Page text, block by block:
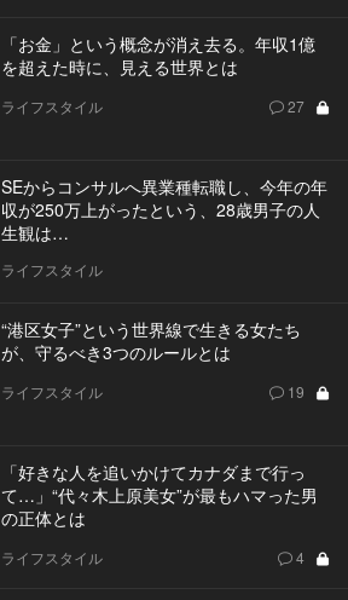
「お金」という概念が消え去る。年収1億
を超えた時に、見える世界とは
ライフスタイル 27
SEからコンサルへ異業種転職し、今年の年
収が250万上がったという、28歳男子の人
生観は…
ライフスタイル
“港区女子”という世界線で生きる女たち
が、守るべき3つのルールとは
ライフスタイル 19
「好きな人を追いかけてカナダまで行っ
て…」“代々木上原美女”が最もハマった男
の正体とは
ライフスタイル 4